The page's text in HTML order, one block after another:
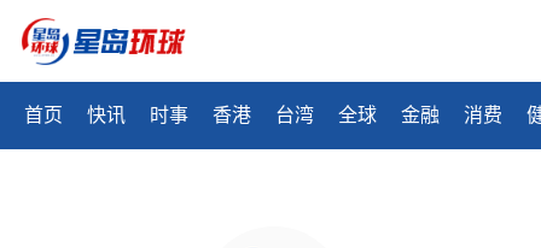
首页 快讯 时事 香港 台湾 全球 金融 消费